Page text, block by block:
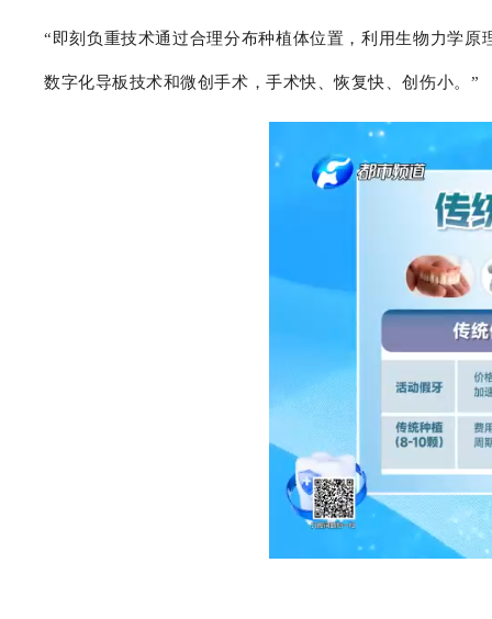
“即刻负重技术通过合理分布种植体位置，利用生物力学
数字化导板技术和微创手术，手术快、恢复快、创伤小。”